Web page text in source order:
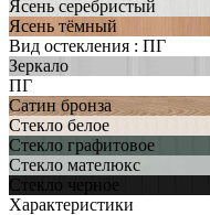
Ясень серебристый
Ясень тёмный
Вид остекления : ПГ
Зеркало
ПГ
Сатин бронза
Стекло белое
Стекло графитовое
Стекло мателюкс
Стекло черное
Характеристики